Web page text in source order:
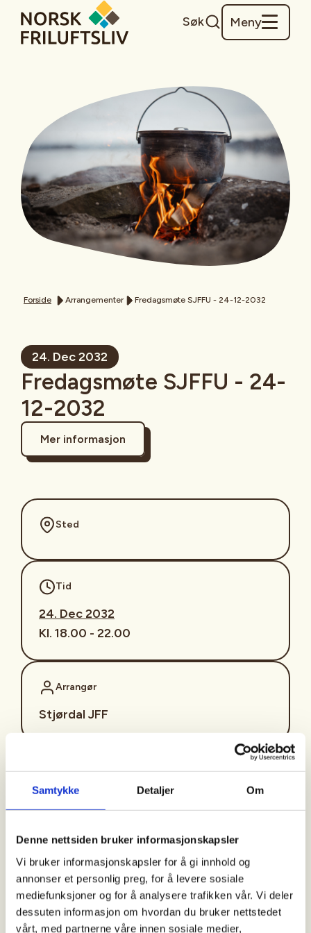
Samtykke Detaljer Om
Denne nettsiden bruker informasjonskapsler
Vi bruker informasjonskapsler for å gi innhold og
annonser et personlig preg, for å levere sosiale
mediefunksjoner og for å analysere trafikken vår. Vi deler
dessuten informasjon om hvordan du bruker nettstedet
vårt, med partnerne våre innen sosiale medier,
Søk Meny
Forside Arrangementer Fredagsmøte SJFFU - 24-12-2032
24. Dec 2032
Fredagsmøte SJFFU - 24-
12-2032
Mer informasjon
Sted
Tid
24. Dec 2032
Kl. 18.00 - 22.00
Arrangør
Stjørdal JFF
sjffung@outlook.com
Fast fredagsmøte i
Ungdomsutvalget SJFF
(SJFFU)